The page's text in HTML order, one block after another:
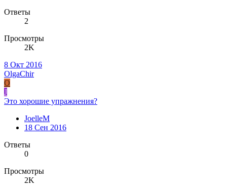
Ответы
2
Просмотры
2K
8 Окт 2016
OlgaChir
O
J
Это хорошие упражнения?
JoelleM
18 Сен 2016
Ответы
0
Просмотры
2K